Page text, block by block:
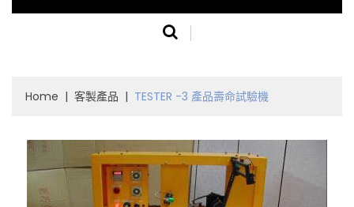
Home | 客製產品 | TESTER -3 產品壽命試驗機